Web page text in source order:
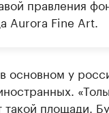
правления
Aurora Fine Art.
основном у
площади.